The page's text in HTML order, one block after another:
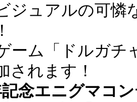
ジュアルの可憐
ーム「ドルガチ
されます！
念エニグマコ